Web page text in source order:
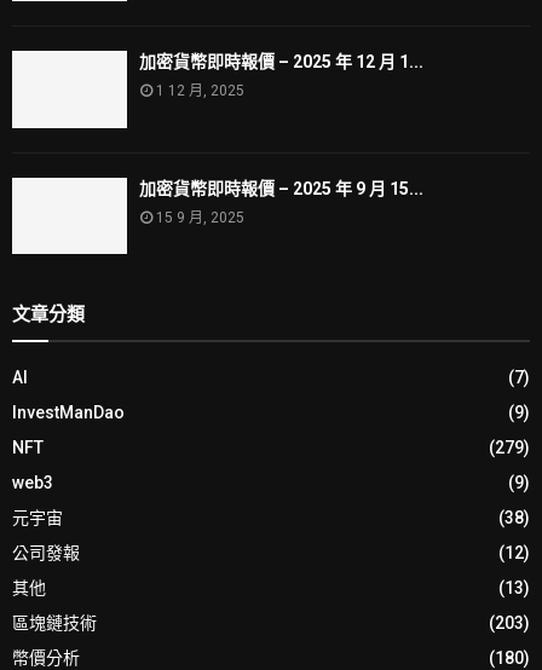
加密貨幣即時報價 – 2025 年 12 月 1...
1 12 月, 2025
加密貨幣即時報價 – 2025 年 9 月 15...
15 9 月, 2025
文章分類
AI
(7)
InvestManDao
(9)
NFT
(279)
web3
(9)
元宇宙
(38)
公司發報
(12)
其他
(13)
區塊鏈技術
(203)
幣價分析
(180)